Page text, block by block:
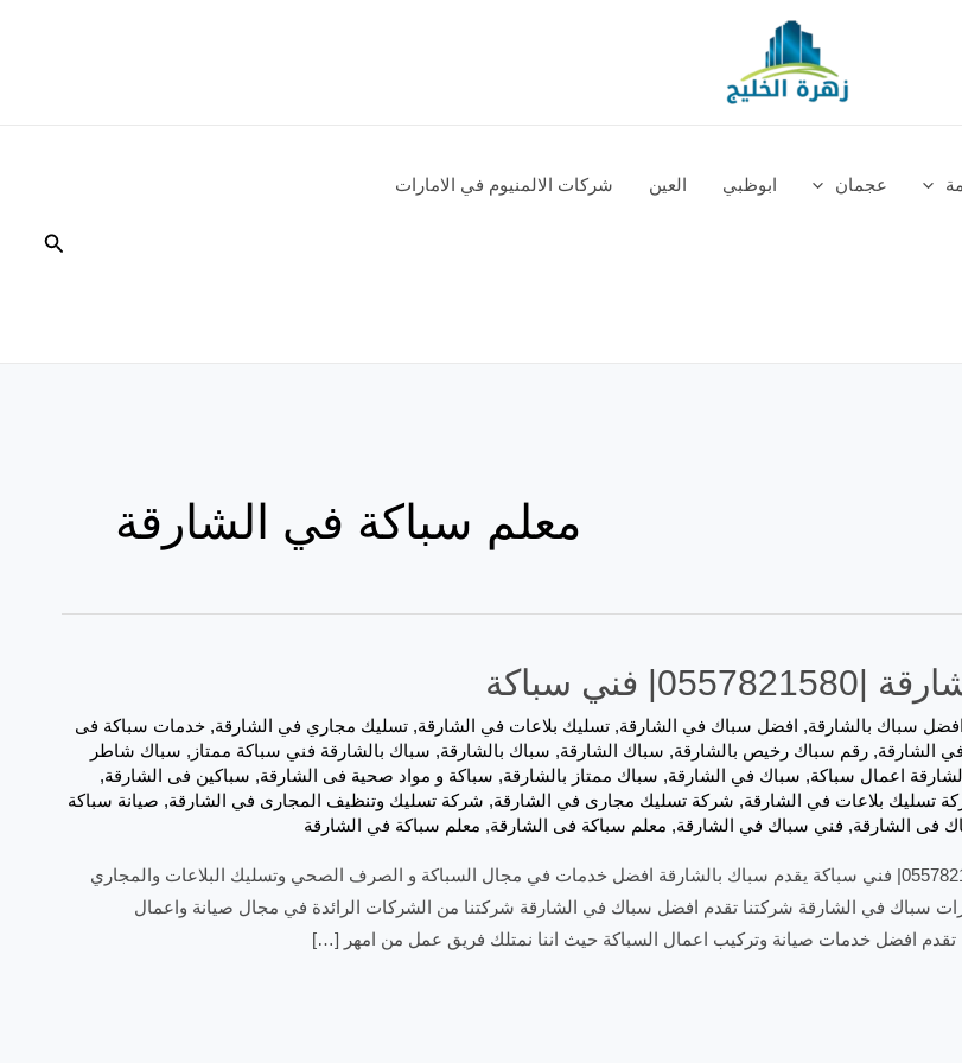
عجمان ابوظبي العين شركات الالمنيوم في الامارات
البحث
معلم سباكة في الشارقة
فني سباكة
افضل سباك بالشارقة, افضل سباك في الشارقة,تسليك بلاعات في الشارقة,تسليك مجاري في الشارقة,خدمات سباكة فى
الشارقة,رقم سباك رخيص بالشارقة, سباك الشارقة, سباك بالشارقة, سباك بالشارقة فني سباكة ممتاز , سباك شاطر
, سباك في الشارقة, سباك ممتاز بالشارقة, سباكة و مواد صحية فى الشارقة, سباكين فى الشارقة,
تسليك بلاعات في الشارقة, شركة تسليك مجارى في الشارقة, شركة تسليك وتنظيف المجارى في الشارقة, صيانة سباكة
فى الشارقة, فني سباك في الشارقة, معلم سباكة فى الشارقة, معلم سباكة في الشارقة
سباك في الشارقة |0557821580| فني سباكة يقدم سباك بالشارقة افضل خدمات في مجال السباكة و الصرف الصحي وتسليك البلاعات والمجاري
سباك في الشارقة شركتنا تقدم افضل سباك في الشارقة شركتنا من الشركات الرائدة في مجال صيانة واعمال
تقدم افضل خدمات صيانة وتركيب اعمال السباكة حيث اننا نمتلك فريق عمل من امهر […]